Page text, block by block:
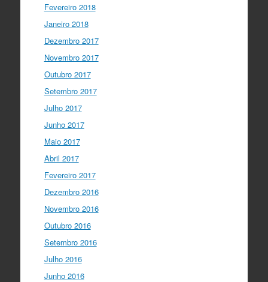
Fevereiro 2018
Janeiro 2018
Dezembro 2017
Novembro 2017
Outubro 2017
Setembro 2017
Julho 2017
Junho 2017
Maio 2017
Abril 2017
Fevereiro 2017
Dezembro 2016
Novembro 2016
Outubro 2016
Setembro 2016
Julho 2016
Junho 2016